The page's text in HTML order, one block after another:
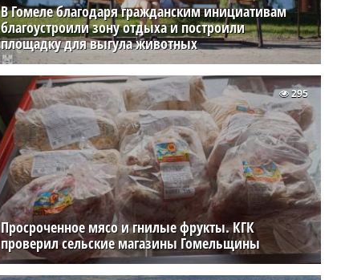
В Гомеле благодаря гражданским инициативам
благоустроили зону отдыха и построили
площадку для выгула животных
Просроченное мясо и гнилые фрукты. КГК
проверил сельские магазины Гомельщины
295